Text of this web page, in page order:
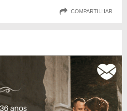
COMPARTILHAR